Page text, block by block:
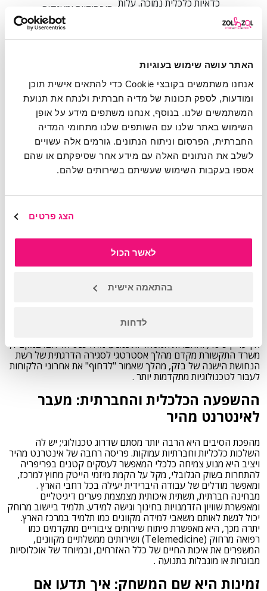
האתר עושה שימוש בעוגיות
אנחנו משתמשים בקובצי Cookie כדי להתאים אישית תוכן
ומודעות, לספק תכונות של מדיה חברתית ולנתח את תנועת
המשתמשים שלנו. בנוסף, אנחנו משתפים מידע על אופן
השימוש באתר שלנו עם השותפים שלנו מתחומי המדיה
החברתית, הפרסום וניתוח הנתונים. גורמים אלה עשויים
לשלב את הנתונים האלה עם מידע אחר שסיפקתם או שהם
אספו בעקבות השימוש שעשיתם בשירותים שלהם.
הצג פרטים
לאשר הכול
בהתאמה אישית
לדחות
יישובי
הפריפריה
כדאיות כלכלית נמוכה. עלות סובסידיות ומענקים
ממשלתיים ("קרן תמרוץ")
לחברות שפורסות באזורים
שאינם רווחיים.
שכונות
ותיקות
מסודרות, מה שמחייב
חפירות מורכבות ויקרות
ומקשה על קבלת אישורים.
על עמודים קיימים, או פריסה
זעירה לאורך קירות.
בניינים
ישנים
ארונות תקשורת קטנים,
צינורות סתומים, ולעיתים
התנגדות של דיירים
שחוששים מנזק אסתטי.
הידברות עם ועדי בתים,
שימוש בפתרונות יצירתיים
לפריסה פנימית בבניין,
והסברה על חשיבות
השדרוג.
ערבי
חסמים תכנוניים, קושי
בקבלת היתרים, ובנייה לא
שיתוף פעולה בין משרד
התקשורת, הרשויות
רגולציה ותמריצים: תפקידה של המדינה
אי אפשר לדבר על פריסת הסיבים בישראל מבלי להזכיר את תפקידו
המכריע של משרד התקשורת. הרגולטור הממשלתי משחק תפקיד
ומאידך, הוא דוחף להשגת יעד לאומי של כיסוי מלא, גם באזורים
התקשורת. כספים אלה מחולקים במכרזים לחברות שמתחייבות
אין עדיין כיסוי, והחברות המסחריות נמנעו מלהיכנס אליהם. במקביל,
משרד התקשורת מקדם מהלך אסטרטגי לסגירה הדרגתית של רשת
הנחושת הישנה של בזק, מהלך שאמור "לדחוף" את אחרוני הלקוחות
לעבור לטכנולוגיות מתקדמות יותר .
ההשפעה הכלכלית והחברתית: מעבר
לאינטרנט מהיר
מהפכת הסיבים היא הרבה יותר מסתם שדרוג טכנולוגי; יש לה
השלכות כלכליות וחברתיות עמוקות. פריסה רחבה של אינטרנט מהיר
ויציב היא מנוע צמיחה כלכלי המאפשר לעסקים קטנים בפריפריה
להתחרות בשוק הגלובלי, מקל על הקמת מיזמי הייטק מחוץ למרכז,
ומאפשר מודלים של עבודה היברידית יעילה בכל רחבי הארץ .
מבחינה חברתית, תשתית איכותית מצמצמת פערים דיגיטליים
ומאפשרת שוויון הזדמנויות בחינוך וגישה למידע. תלמיד ביישוב מרוחק
יכול לגשת לאותם משאבי למידה מקוונים כמו תלמיד במרכז הארץ.
יתרה מכך, היא מאפשרת פיתוח שירותים ציבוריים מתקדמים כמו
רפואה מרחוק (Telemedicine) ושירותים ממשלתיים מקוונים,
המשפרים את איכות החיים של כלל האזרחים, ובמיוחד של אוכלוסיות
מבוגרות או מוגבלות בתנועה .
זמינות היא שם המשחק: איך תדעו אם